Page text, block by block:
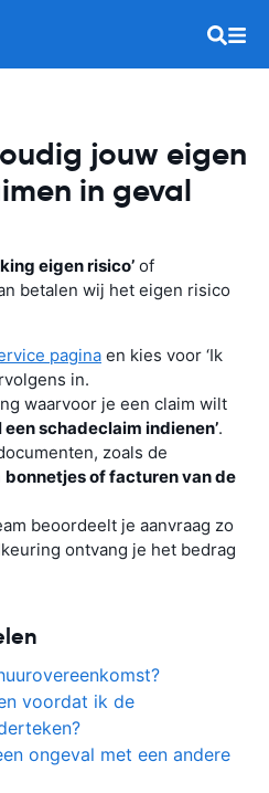
jouw eigen
in geval
eigen risico’ of
betalen wij het eigen risico
pagina en kies voor ‘Ik
in.
waarvoor je een claim wilt
een schadeclaim indienen’.
zoals de
bonnetjes of facturen van de
beoordeelt je aanvraag zo
ontvang je het bedrag
voordat ik de
ongeval met een andere